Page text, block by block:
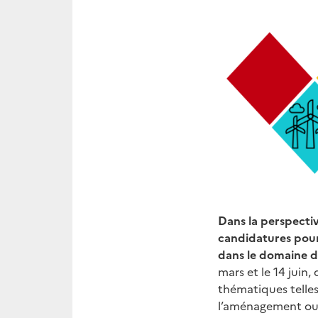
Dans la
candidatures
dans le domaine
mars et le 14
thématiques
l’aménagement